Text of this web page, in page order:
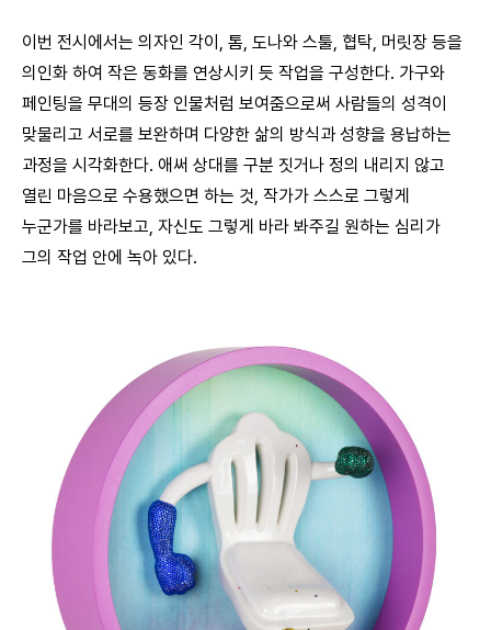
이번 전시에서는 의자인 각이, 톰, 도나와 스툴, 협탁, 머릿장 등을
의인화 하여 작은 동화를 연상시키 듯 작업을 구성한다. 가구와
페인팅을 무대의 등장 인물처럼 보여줌으로써 사람들의 성격이
맞물리고 서로를 보완하며 다양한 삶의 방식과 성향을 용납하는
과정을 시각화한다. 애써 상대를 구분 짓거나 정의 내리지 않고
열린 마음으로 수용했으면 하는 것, 작가가 스스로 그렇게
누군가를 바라보고, 자신도 그렇게 바라 봐주길 원하는 심리가
그의 작업 안에 녹아 있다.